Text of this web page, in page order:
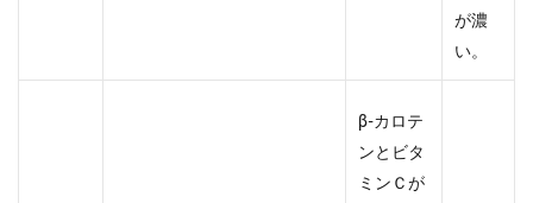
が濃
い。
β-カロテ
ンとビタ
ミンＣが